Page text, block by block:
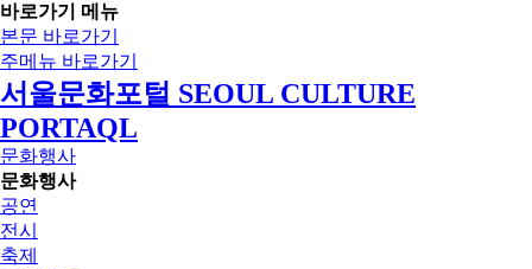
바로가기 메뉴
본문 바로가기
주메뉴 바로가기
서울문화포털 SEOUL CULTURE
PORTAQL
문화행사
문화행사
공연
전시
축제